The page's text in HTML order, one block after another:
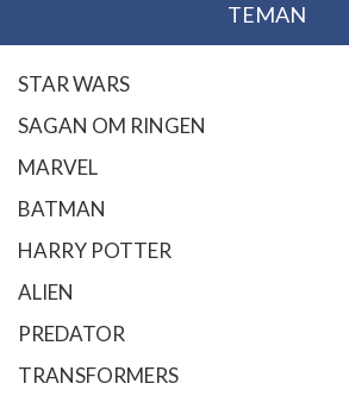
TEMAN
STAR WARS
SAGAN OM RINGEN
MARVEL
BATMAN
HARRY POTTER
ALIEN
PREDATOR
TRANSFORMERS